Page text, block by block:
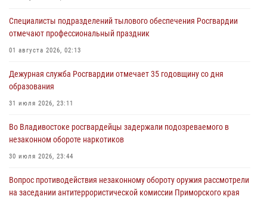
Специалисты подразделений тылового обеспечения Росгвардии
отмечают профессиональный праздник
01 августа 2026, 02:13
Дежурная служба Росгвардии отмечает 35 годовщину со дня
образования
31 июля 2026, 23:11
Во Владивостоке росгвардейцы задержали подозреваемого в
незаконном обороте наркотиков
30 июля 2026, 23:44
Вопрос противодействия незаконному обороту оружия рассмотрели
на заседании антитеррористической комиссии Приморского края